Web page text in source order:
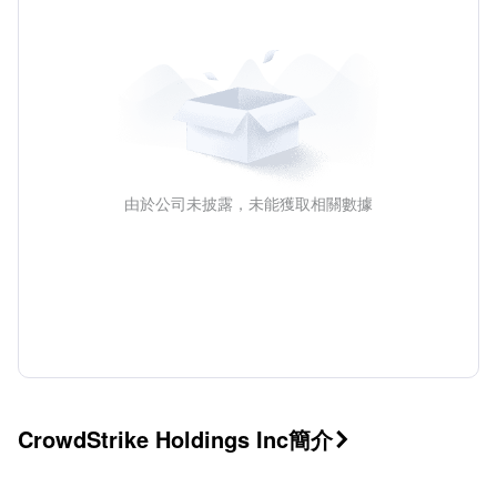
由於公司未披露，未能獲取相關數據
CrowdStrike Holdings Inc簡介